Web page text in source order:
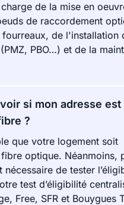
de la mise en
de raccordement
de l'installation
PBO…) et de la
si mon adresse est
?
que votre logement soit
optique. Néanmoins,
nécessaire de tester
test d’éligibilité
Free, SFR et Bouygues